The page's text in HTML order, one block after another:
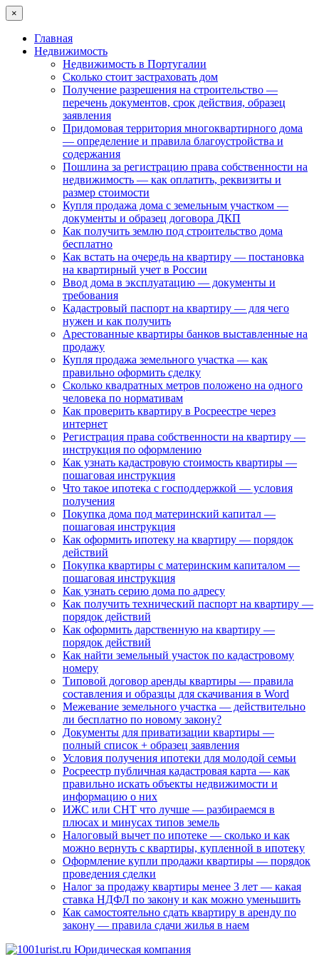
×
Главная
Недвижимость
Недвижимость в Португалии
Сколько стоит застраховать дом
Получение разрешения на строительство —
перечень документов, срок действия, образец
заявления
Придомовая территория многоквартирного дома
— определение и правила благоустройства и
содержания
Пошлина за регистрацию права собственности на
недвижимость — как оплатить, реквизиты и
размер стоимости
Купля продажа дома с земельным участком —
документы и образец договора ДКП
Как получить землю под строительство дома
бесплатно
Как встать на очередь на квартиру — постановка
на квартирный учет в России
Ввод дома в эксплуатацию — документы и
требования
Кадастровый паспорт на квартиру — для чего
нужен и как получить
Арестованные квартиры банков выставленные на
продажу
Купля продажа земельного участка — как
правильно оформить сделку
Сколько квадратных метров положено на одного
человека по нормативам
Как проверить квартиру в Росреестре через
интернет
Регистрация права собственности на квартиру —
инструкция по оформлению
Как узнать кадастровую стоимость квартиры —
пошаговая инструкция
Что такое ипотека с господдержкой — условия
получения
Покупка дома под материнский капитал —
пошаговая инструкция
Как оформить ипотеку на квартиру — порядок
действий
Покупка квартиры с материнским капиталом —
пошаговая инструкция
Как узнать серию дома по адресу
Как получить технический паспорт на квартиру —
порядок действий
Как оформить дарственную на квартиру —
порядок действий
Как найти земельный участок по кадастровому
номеру
Типовой договор аренды квартиры — правила
составления и образцы для скачивания в Word
Межевание земельного участка — действительно
ли бесплатно по новому закону?
Документы для приватизации квартиры —
полный список + образец заявления
Условия получения ипотеки для молодой семьи
Росреестр публичная кадастровая карта — как
правильно искать объекты недвижимости и
информацию о них
ИЖС или СНТ что лучше — разбираемся в
плюсах и минусах типов земель
Налоговый вычет по ипотеке — сколько и как
можно вернуть с квартиры, купленной в ипотеку
Оформление купли продажи квартиры — порядок
проведения сделки
Налог за продажу квартиры менее 3 лет — какая
ставка НДФЛ по закону и как можно уменьшить
Как самостоятельно сдать квартиру в аренду по
закону — правила сдачи жилья в наем